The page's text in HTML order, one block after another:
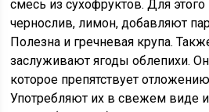
смесь из сухофруктов. Для
чернослив, лимон, добавляют
Полезна и гречневая крупа.
заслуживают ягоды облепихи.
которое препятствует
Употребляют их в свежем виде